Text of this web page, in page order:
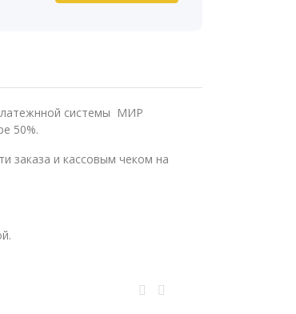
системы МИР
50%.
заказа и кассовым чеком на